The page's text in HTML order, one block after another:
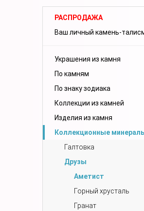
РАСПРОДАЖА
Ваш личный камень-
Украшения из камня
По камням
По знаку зодиака
Коллекции из камней
Изделия из камня
Коллекционные
Галтовка
Друзы
Аметист
Горный хрусталь
Гранат